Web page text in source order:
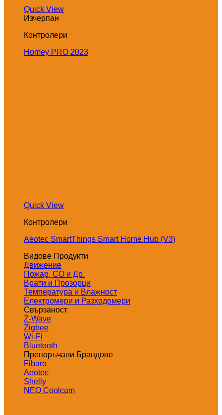
Quick View
Изчерпан
Контролери
Homey PRO 2023
Quick View
Контролери
Aeotec SmartThings Smart Home Hub (V3)
Видове Продукти
Движение
Пожар, СО и Др.
Врати и Прозорци
Температура и Влажност
Електромери и Разходомери
Свързаност
Z-Wave
Zigbee
Wi-Fi
Bluetooth
Препоръчани Брандове
Fibaro
Aeotec
Shelly
NEO Coolcam